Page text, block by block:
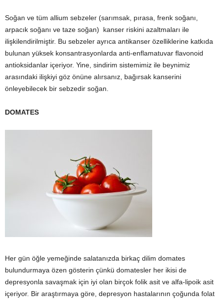
Soğan ve tüm allium sebzeler (sarımsak, pırasa, frenk soğanı,
arpacık soğanı ve taze soğan) kanser riskini azaltmaları ile
ilişkilendirilmiştir. Bu sebzeler ayrıca antikanser özelliklerine katkıda
bulunan yüksek konsantrasyonlarda anti-enflamatuvar flavonoid
antioksidanlar içeriyor. Yine, sindirim sistemimiz ile beynimiz
arasındaki ilişkiyi göz önüne alırsanız, bağırsak kanserini
önleyebilecek bir sebzedir soğan.
DOMATES
Her gün öğle yemeğinde salatanızda birkaç dilim domates
bulundurmaya özen gösterin çünkü domatesler her ikisi de
depresyonla savaşmak için iyi olan birçok folik asit ve alfa-lipoik asit
içeriyor. Bir araştırmaya göre, depresyon hastalarının çoğunda folat